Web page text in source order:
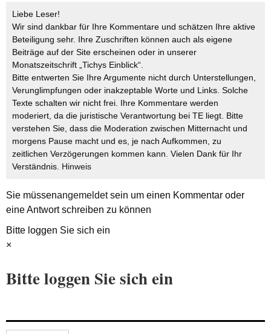
Liebe Leser!
Wir sind dankbar für Ihre Kommentare und schätzen Ihre aktive
Beteiligung sehr. Ihre Zuschriften können auch als eigene
Beiträge auf der Site erscheinen oder in unserer
Monatszeitschrift „Tichys Einblick“.
Bitte entwerten Sie Ihre Argumente nicht durch Unterstellungen,
Verunglimpfungen oder inakzeptable Worte und Links. Solche
Texte schalten wir nicht frei. Ihre Kommentare werden
moderiert, da die juristische Verantwortung bei TE liegt. Bitte
verstehen Sie, dass die Moderation zwischen Mitternacht und
morgens Pause macht und es, je nach Aufkommen, zu
zeitlichen Verzögerungen kommen kann. Vielen Dank für Ihr
Verständnis. Hinweis
Sie müssenangemeldetsein um einen Kommentar oder
eine Antwort schreiben zu können
Bitte loggen Sie sich ein
×
Bitte loggen Sie sich ein